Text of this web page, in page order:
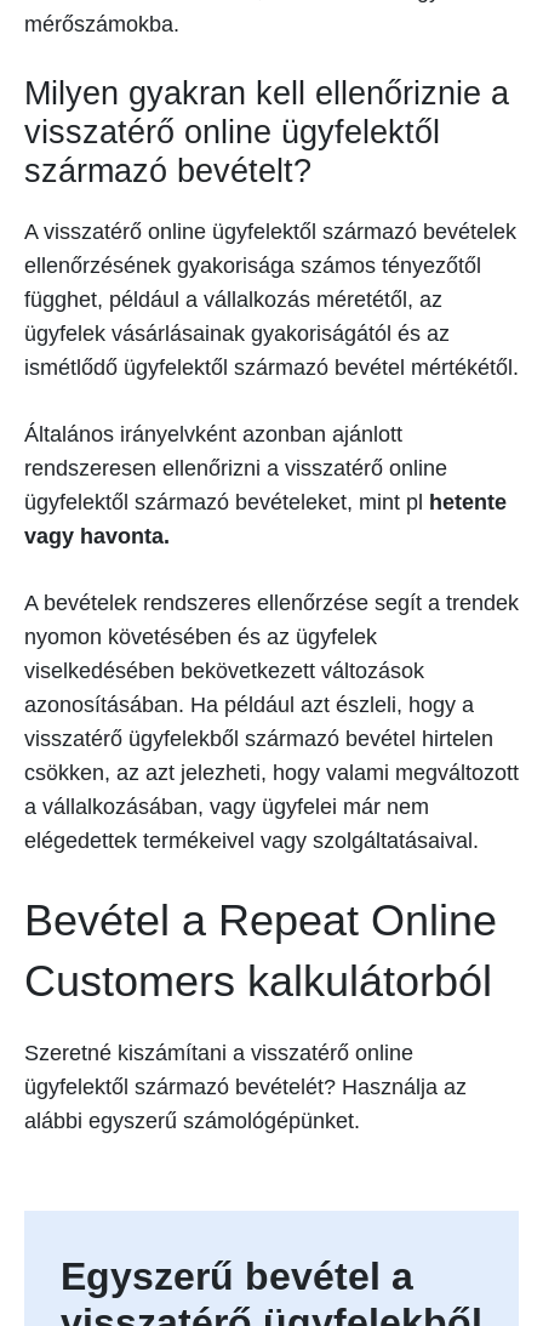
mérőszámokba.
Milyen gyakran kell ellenőriznie a
visszatérő online ügyfelektől
származó bevételt?
A visszatérő online ügyfelektől származó bevételek
ellenőrzésének gyakorisága számos tényezőtől
függhet, például a vállalkozás méretétől, az
ügyfelek vásárlásainak gyakoriságától és az
ismétlődő ügyfelektől származó bevétel mértékétől.
Általános irányelvként azonban ajánlott
rendszeresen ellenőrizni a visszatérő online
ügyfelektől származó bevételeket, mint pl hetente
vagy havonta.
A bevételek rendszeres ellenőrzése segít a trendek
nyomon követésében és az ügyfelek
viselkedésében bekövetkezett változások
azonosításában. Ha például azt észleli, hogy a
visszatérő ügyfelekből származó bevétel hirtelen
csökken, az azt jelezheti, hogy valami megváltozott
a vállalkozásában, vagy ügyfelei már nem
elégedettek termékeivel vagy szolgáltatásaival.
Bevétel a Repeat Online
Customers kalkulátorból
Szeretné kiszámítani a visszatérő online
ügyfelektől származó bevételét? Használja az
alábbi egyszerű számológépünket.
Egyszerű bevétel a